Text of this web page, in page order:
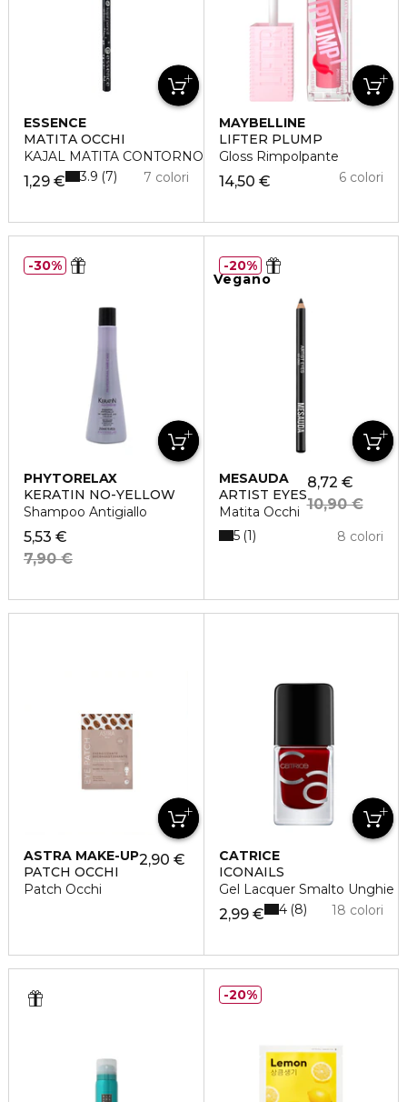
ESSENCE
MATITA OCCHI
KAJAL MATITA CONTORNO OCCHI
1,29 € 7 colori
3.9 7
MAYBELLINE
LIFTER PLUMP
Gloss Rimpolpante
14,50 € 6 colori
PHYTORELAX
KERATIN NO-YELLOW
Shampoo Antigiallo
5,53 €
7,90 €
30%
Vegano
MESAUDA
ARTIST EYES
Matita Occhi
8,72 €
10,90 €
8 colori
5 1
20%
ASTRA MAKE-UP
PATCH OCCHI
Patch Occhi
2,90 €
CATRICE
ICONAILS
Gel Lacquer Smalto Unghie
2,99 € 18 colori
4 8
20%